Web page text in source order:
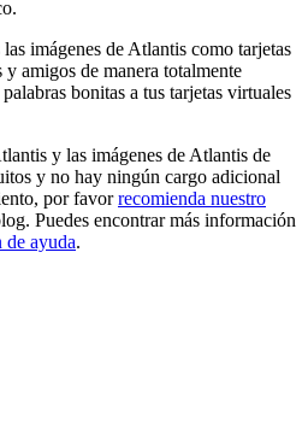
imágenes de Atlantis como tarjetas
amigos de manera totalmente
bonitas a tus tarjetas virtuales
y las imágenes de Atlantis de
y no hay ningún cargo adicional
por favorrecomienda nuestro
Puedes encontrar más información
de ayuda.